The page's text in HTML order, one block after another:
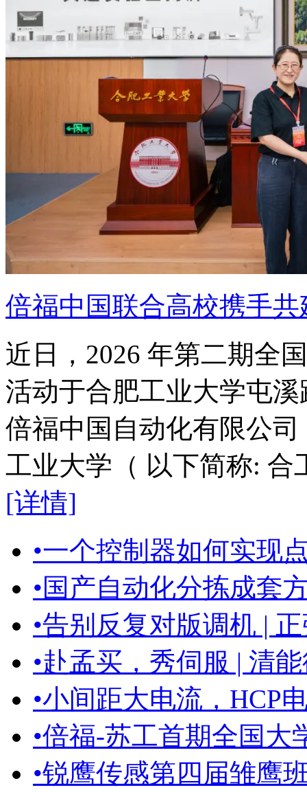
倍福中国联合高校携手
近日，2026 年第二期全
活动于合肥工业大学屯
倍福中国自动化有限公
工业大学（ 以下简称: 合
[详情]
•一个控制器如何实现
•国产自动化分拣成套
•告别反复对版调机 |
•赴孟买，秀伺服 | 清
•小间距大电流，HCP
•倍福-苏工首期全国大
•锐鹰传感第四届雏鹰